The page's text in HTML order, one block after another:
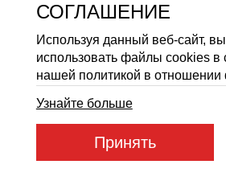
СОГЛАШЕНИЕ
Используя данный веб-сайт,
использовать файлы cookies в
нашей политикой в
Узнайте больше
Принять